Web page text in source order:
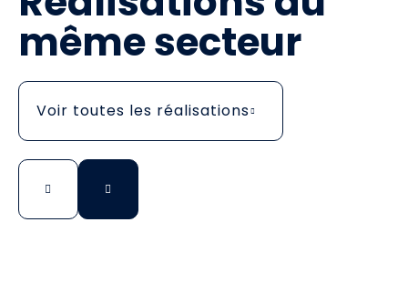
même secteur
Voir toutes les réalisations